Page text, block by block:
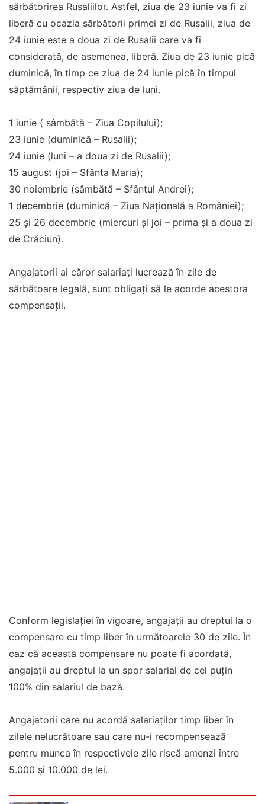
sărbătorirea Rusaliilor. Astfel, ziua de 23 iunie va fi zi
liberă cu ocazia sărbătorii primei zi de Rusalii, ziua de
24 iunie este a doua zi de Rusalii care va fi
considerată, de asemenea, liberă. Ziua de 23 iunie pică
duminică, în timp ce ziua de 24 iunie pică în timpul
săptămânii, respectiv ziua de luni.
1 iunie ( sâmbătă – Ziua Copilului);
23 iunie (duminică – Rusalii);
24 iunie (luni – a doua zi de Rusalii);
15 august (joi – Sfânta Maria);
30 noiembrie (sâmbătă – Sfântul Andrei);
1 decembrie (duminică – Ziua Naţională a României);
25 şi 26 decembrie (miercuri şi joi – prima şi a doua zi
de Crăciun).
Angajatorii ai căror salariaţi lucrează în zile de
sărbătoare legală, sunt obligaţi să le acorde acestora
compensaţii.
Conform legislaţiei în vigoare, angajaţii au dreptul la o
compensare cu timp liber în următoarele 30 de zile. În
caz că această compensare nu poate fi acordată,
angajaţii au dreptul la un spor salarial de cel puţin
100% din salariul de bază.
Angajatorii care nu acordă salariaţilor timp liber în
zilele nelucrătoare sau care nu-i recompensează
pentru munca în respectivele zile riscă amenzi între
5.000 şi 10.000 de lei.